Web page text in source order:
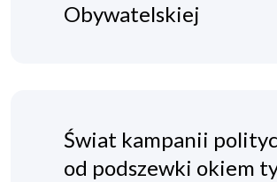
Obywatelskiej
Świat kampanii
od podszewki okiem